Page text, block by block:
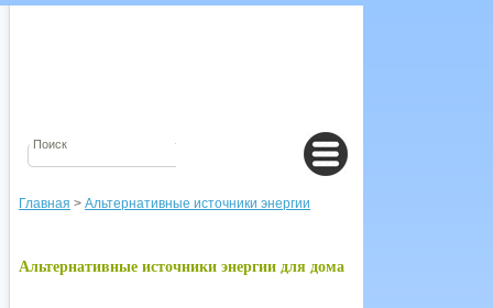
Главная > Альтернативные источники энергии
Альтернативные источники энергии для дома - СОЛНЕЧНЫЙ